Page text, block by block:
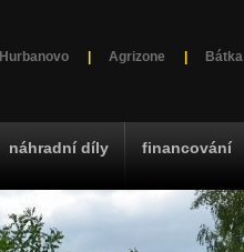
Hurbanovo Agrizone Bátka
náhradní díly financování